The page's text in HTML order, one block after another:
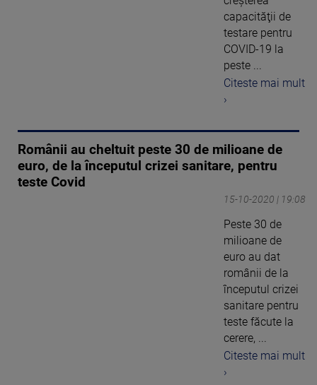
capacităţii de
testare pentru
COVID-19 la
peste ...
Citeste mai mult
›
Românii au cheltuit peste 30 de milioane de
euro, de la începutul crizei sanitare, pentru
teste Covid
15-10-2020 | 19:08
Peste 30 de
milioane de
euro au dat
românii de la
începutul crizei
sanitare pentru
teste făcute la
cerere, ...
Citeste mai mult
›